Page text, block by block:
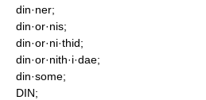
din·ner;
din·or·nis;
din·or·ni·thid;
din·or·nith·i·dae;
din·some;
DIN;